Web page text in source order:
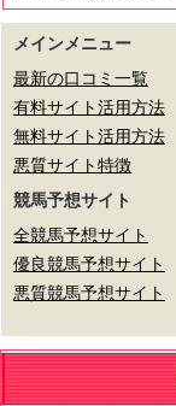
メインメニュー
最新の口コミ一覧
有料サイト活用方法
無料サイト活用方法
悪質サイト特徴
競馬予想サイト
全競馬予想サイト
優良競馬予想サイト
悪質競馬予想サイト